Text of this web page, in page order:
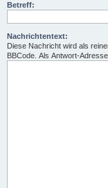
Betreff:
Nachrichtentext:
Diese Nachricht wird als
BBCode. Als Antwort-